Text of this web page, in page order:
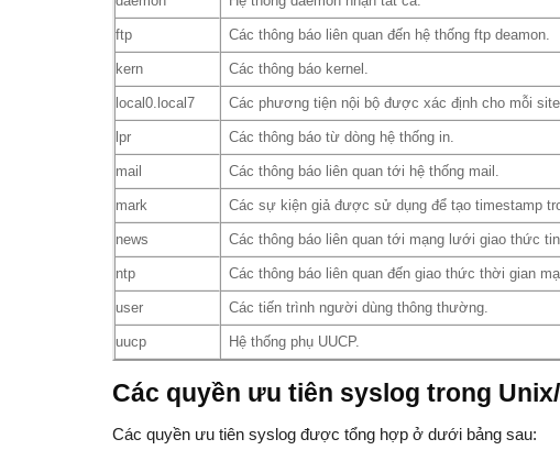
ftp Các thông báo liên quan đến hệ thống ftp deamon.
kern Các thông báo kernel.
local0.local7 Các phương tiện nội bộ được xác định cho mỗi site.
lpr Các thông báo từ dòng hệ thống in.
mail Các thông báo liên quan tới hệ thống mail.
mark Các sự kiện giả được sử dụng để tạo timestamp
news Các thông báo liên quan tới mạng lưới giao thức
ntp Các thông báo liên quan đến giao thức thời gian
user Các tiến trình người dùng thông thường.
uucp Hệ thống phụ UUCP.
Các quyền ưu tiên syslog trong
Các quyền ưu tiên syslog được tổng hợp ở dưới bảng sau: